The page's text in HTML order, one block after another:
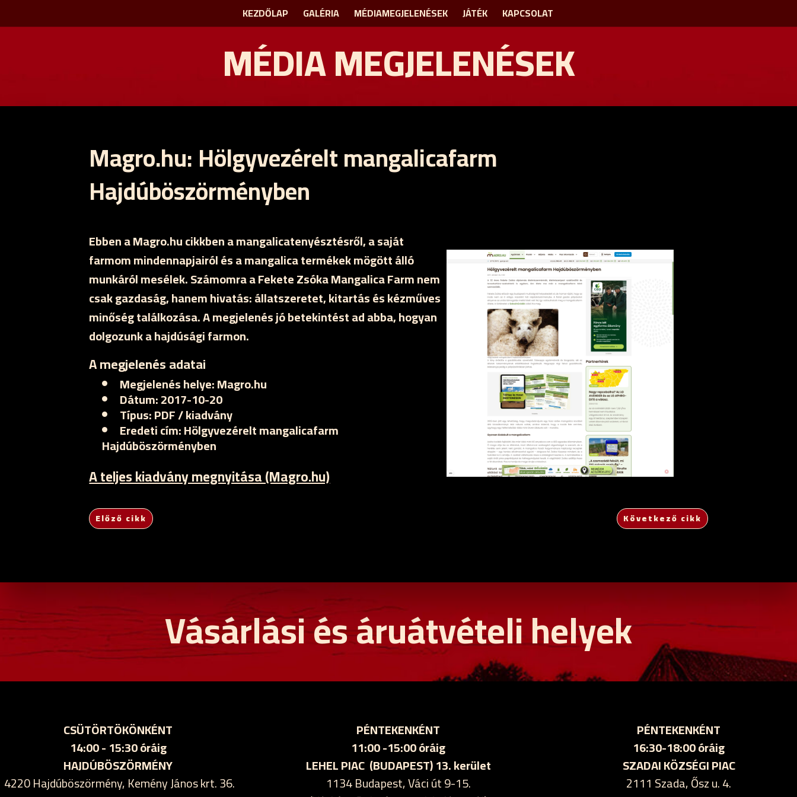
KEZDŐLAP GALÉRIA MÉDIAMEGJELENÉSEK JÁTÉK KAPCSOLAT
MÉDIA MEGJELENÉSEK
Magro.hu: Hölgyvezérelt mangalicafarm
Hajdúböszörményben
Ebben a Magro.hu cikkben a mangalicatenyésztésről, a saját
farmom mindennapjairól és a mangalica termékek mögött álló
munkáról mesélek. Számomra a Fekete Zsóka Mangalica Farm nem
csak gazdaság, hanem hivatás: állatszeretet, kitartás és kézműves
minőség találkozása. A megjelenés jó betekintést ad abba, hogyan
dolgozunk a hajdúsági farmon.
A megjelenés adatai
Megjelenés helye:Magro.hu
Dátum:2017-10-20
Típus:PDF / kiadvány
Eredeti cím:Hölgyvezérelt mangalicafarm
Hajdúböszörményben
A teljes kiadvány megnyitása (Magro.hu)
Előző cikk Következő cikk
Vásárlási és áruátvételi helyek
CSÜTÖRTÖKÖNKÉNT
14:00 - 15:30 óráig
HAJDÚBÖSZÖRMÉNY
4220 Hajdúböszörmény, Kemény János krt. 36.
PÉNTEKENKÉNT
11:00 -15:00 óráig
LEHEL PIAC (BUDAPEST) 13. kerület
1134 Budapest, Váci út 9-15.
PÉNTEKENKÉNT
16:30-18:00 óráig
SZADAI KÖZSÉGI PIAC
2111 Szada, Ősz u. 4.